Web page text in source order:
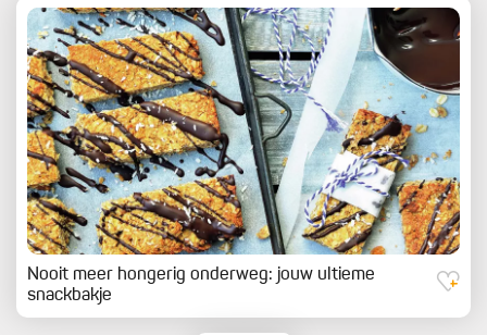
Nooit meer hongerig onderweg: jouw ultieme
snackbakje